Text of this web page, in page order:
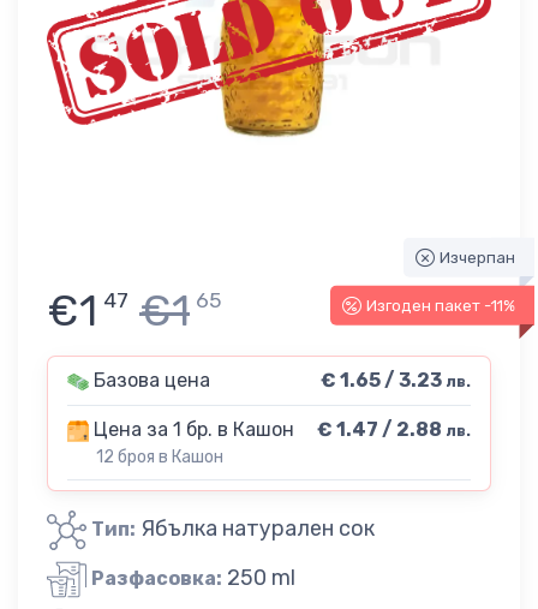
Изчерпан
Изгоден пакет -11%
€1 47 €1 65
Базова цена € 1.65 / 3.23 лв.
Цена за 1 бр. в Кашон
12 броя в Кашон
€ 1.47 / 2.88 лв.
Тип: Ябълка натурален сок
Разфасовка: 250 ml